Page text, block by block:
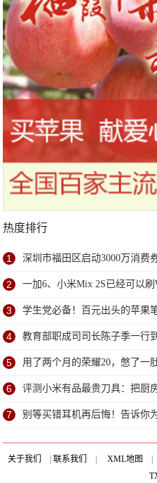
热度排行
1 深圳市福田区启动3000万消费
2 一加6、小米Mix 2S已经可以
了？
3 学生党必备！百元出头的苹果
4 教育部职成司司长陈子季一行
研
5 用了两个月的荣耀20，憋了一
6 评测小米有品最贵刀具：把厨
7 别等买错耳机再后悔！告诉你
能用
关于我们 联系我们 XML地图